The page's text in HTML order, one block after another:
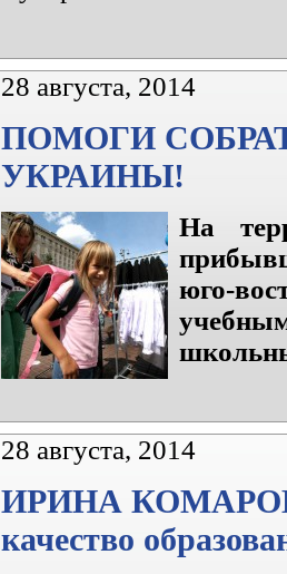
28 августа, 2014
ПОМОГИ
УКРАИНЫ!
На
юго-
28 августа, 2014
ИРИНА
качество